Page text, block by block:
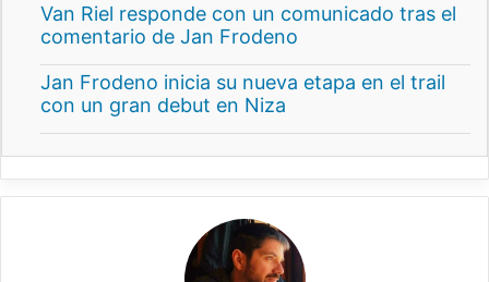
Van Riel responde con un comunicado tras el
comentario de Jan Frodeno
Jan Frodeno inicia su nueva etapa en el trail
con un gran debut en Niza